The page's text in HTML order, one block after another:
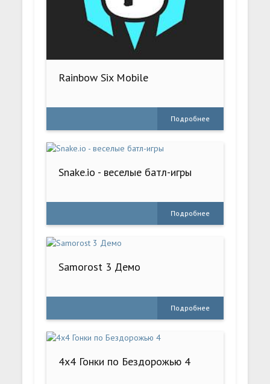
Rainbow Six Mobile
Подробнее
Snake.io - веселые батл-игры
Подробнее
Samorost 3 Демо
Подробнее
4x4 Гонки по Бездорожью 4